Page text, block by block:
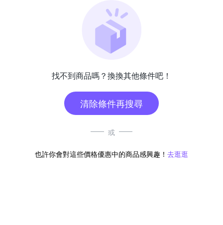
找不到商品嗎？換換其他條件吧！
清除條件再搜尋
或
也許你會對這些價格優惠中的商品感興趣！ 去逛逛